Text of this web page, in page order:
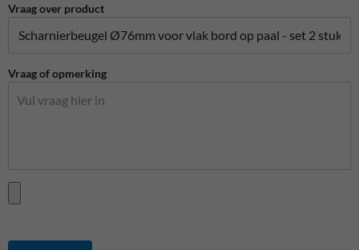
Vraag over product
Vraag of opmerking